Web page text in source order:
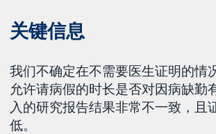
关键信息
我们不确定在不需要医生证明的情
允许请病假的时长是否对因病缺勤
入的研究报告结果非常不一致，且
低。